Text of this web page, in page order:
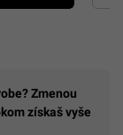
Zmenou
získaš vyše